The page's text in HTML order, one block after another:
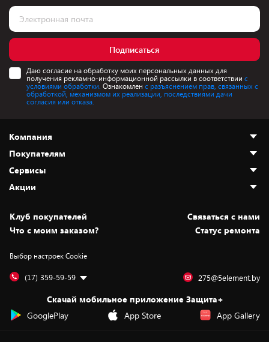
Подписаться
Даю согласие на обработку моих персональных данных для
получения рекламно-информационной рассылки в соответствии с
условиями обработки. Ознакомлен с разъяснением прав, связанных с
обработкой, механизмом их реализации, последствиями дачи
согласия или отказа.
Компания
О нас
Адреса магазинов
Новости
Статьи и обзоры
Вакансии
Дай пять добру!
Покупателям
Как сделать заказ
Оплата и доставка
Безналичный расчёт
Обмен и возврат товара
Обработка персональных данных
Подарочные карты
Сервисы
Установка техники
Для игровых консолей
Для мобильных устройств
Для компьютеров
Сервисные центры
Акции
Скидки и промокоды
Белорусские товары
Бонусы
Оплата частями
Новинки
Клуб покупателей
Cвязаться с нами
Что с моим заказом?
Статус ремонта
Выбор настроек Cookie
(17) 359-59-59 275@5element.by
Скачай мобильное приложение Защита+
GooglePlay
App Store App Gallery